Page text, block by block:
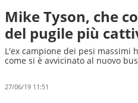
Mike Tyson, che
del pugile più
L'ex campione dei pesi massimi
come si è avvicinato al nuovo
27/06/19 11:51